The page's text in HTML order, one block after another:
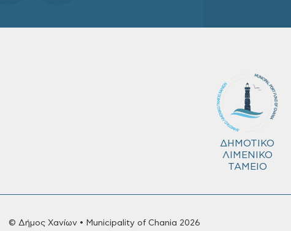
ΔΗΜΟΤΙΚΟ
ΛΙΜΕΝΙΚΟ
ΤΑΜΕΙΟ
© Δήμος Χανίων • Municipality of Chania 2026